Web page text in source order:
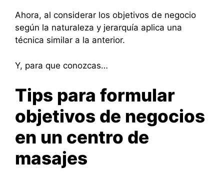
Ahora, al considerar los objetivos de negocio
según la naturaleza y jerarquía aplica una
técnica similar a la anterior.
Y, para que conozcas…
Tips para formular
objetivos de negocios
en un centro de
masajes